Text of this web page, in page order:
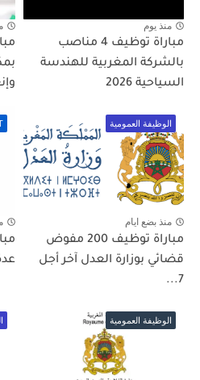
منذ يوم
مباراة توظيف 4 مناصب
بالشركة المغربية للهندسة
السياحية 2026
الوظيفة العمومية
منذ بضع ايام
مباراة توظيف 200 مفوض
قضائي بوزارة العدل آخر أجل
7...
الوظيفة العمومية